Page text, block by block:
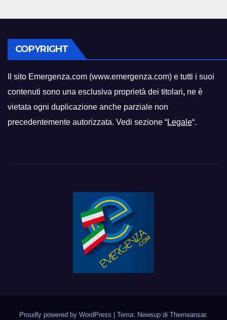
COPYRIGHT
Il sito Emergenza.com (www.emergenza.com) e tutti i suoi
contenuti sono una esclusiva proprietà dei titolari, ne è
vietata ogni duplicazione anche parziale non
precedentemente autorizzata. Vedi sezione “Legale“.
Proudly powered by WordPress | Tema: Newsup di Themeansar.